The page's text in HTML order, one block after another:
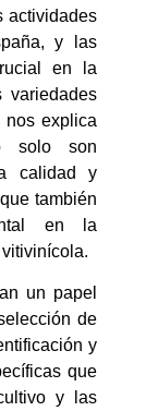
actividades
y las
en la
variedades
nos explica
solo son
calidad y
también
en la
un papel
de
y
que
y las